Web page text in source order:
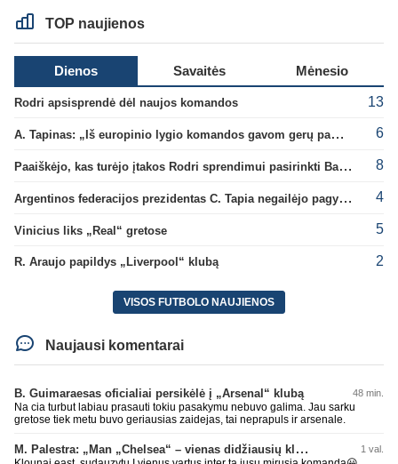
TOP naujienos
Dienos Savaitės Mėnesio
Rodri apsisprendė dėl naujos komandos 13
A. Tapinas: „Iš europinio lygio komandos gavom gerų pamokų“ 6
Paaiškėjo, kas turėjo įtakos Rodri sprendimui pasirinkti Barselonos pusę 8
Argentinos federacijos prezidentas C. Tapia negailėjo pagyrų G. Infantino 4
Vinicius liks „Real“ gretose 5
R. Araujo papildys „Liverpool“ klubą 2
VISOS FUTBOLO NAUJIENOS
Naujausi komentarai
B. Guimaraesas oficialiai persikėlė į „Arsenal“ klubą 48 min.
Na cia turbut labiau prasauti tokiu pasakymu nebuvo galima. Jau sarku
gretose tiek metu buvo geriausias zaidejas, tai neprapuls ir arsenale.
M. Palestra: „Man „Chelsea“ – vienas didžiausių klubų futbole“ 1 val.